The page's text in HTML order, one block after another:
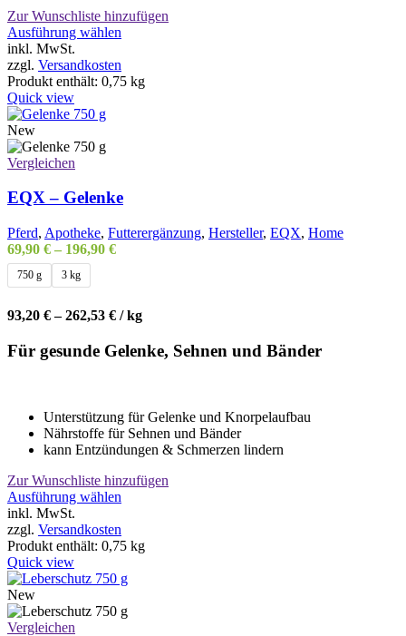
Zur Wunschliste hinzufügen
Ausführung wählen
mehrere
der
gewählt
werden
inkl. MwSt.
zzgl. Versandkosten
Produkt enthält: 0,75 kg
Quick view
New
Vergleichen
EQX – Gelenke
Pferd, Apotheke, Futterergänzung, Hersteller, EQX, Home
69,90 € – 196,90 €
750 g 3 kg
93,20 €–262,53 € /kg
Für gesunde Gelenke, Sehnen und Bänder
Unterstützung für Gelenke und Knorpelaufbau
Nährstoffe für Sehnen und Bänder
kann Entzündungen & Schmerzen lindern
Zur Wunschliste hinzufügen
Ausführung wählen
mehrere
auf.
Optionen
inkl. MwSt.
zzgl. Versandkosten
Produkt enthält: 0,75 kg
Quick view
New
Vergleichen